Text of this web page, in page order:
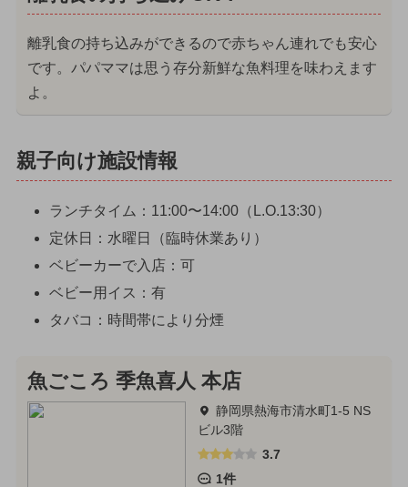
離乳食の持ち込みができるので赤ちゃん連れでも安心
です。パパママは思う存分新鮮な魚料理を味わえます
よ。
親子向け施設情報
ランチタイム：11:00〜14:00（L.O.13:30）
定休日：水曜日（臨時休業あり）
ベビーカーで入店：可
ベビー用イス：有
タバコ：時間帯により分煙
魚ごころ 季魚喜人 本店
静岡県熱海市清水町1-5 NS
ビル3階
3.7
1件